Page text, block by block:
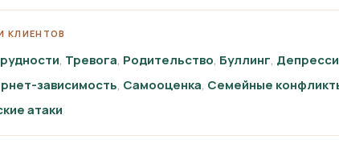
КЛИЕНТОВ
Тревога Родительство Буллинг
зависимость Самооценка Семейные
атаки